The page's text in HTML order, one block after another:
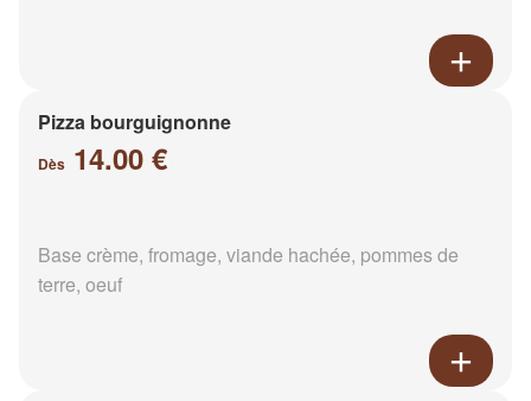
Pizza bourguignonne
Dès 14.00 €
Base crème, fromage, viande hachée, pommes de
terre, oeuf